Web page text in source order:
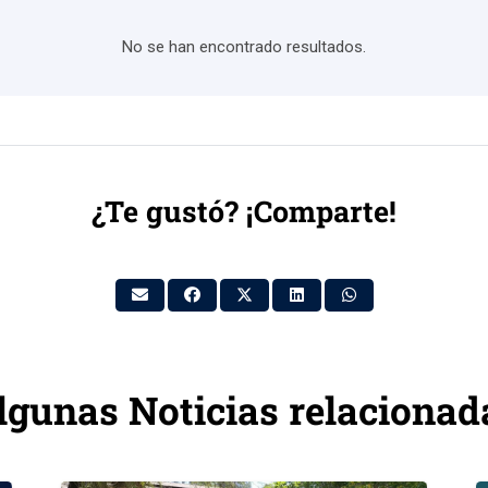
No se han encontrado resultados.
¿Te gustó? ¡Comparte!
Noticias